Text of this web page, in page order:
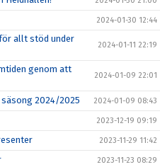
2024-01-30 12:44
allt stöd under
2024-01-11 22:19
genom att
2024-01-09 22:01
2024/2025 2024-01-09 08:43
2023-12-19 09:19
2023-11-29 11:42
2023-11-23 08:29